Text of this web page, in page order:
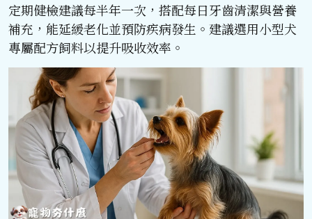
定期健檢建議每半年一次，搭配每日牙齒清潔與營養
補充，能延緩老化並預防疾病發生。建議選用小型犬
專屬配方飼料以提升吸收效率。